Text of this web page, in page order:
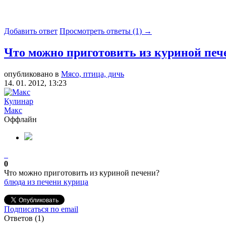
Добавить ответ Просмотреть ответы (1) →
Что можно приготовить из куриной
опубликовано в Мясо, птица, дичь
14. 01. 2012, 13:23
Кулинар
Макс
Оффлайн
0
Что можно приготовить из куриной печени?
блюда из печени курица
Подписаться по email
Ответов (1)